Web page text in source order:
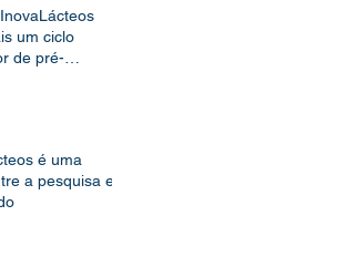
um ciclo
de pré-
é uma
a pesquisa e